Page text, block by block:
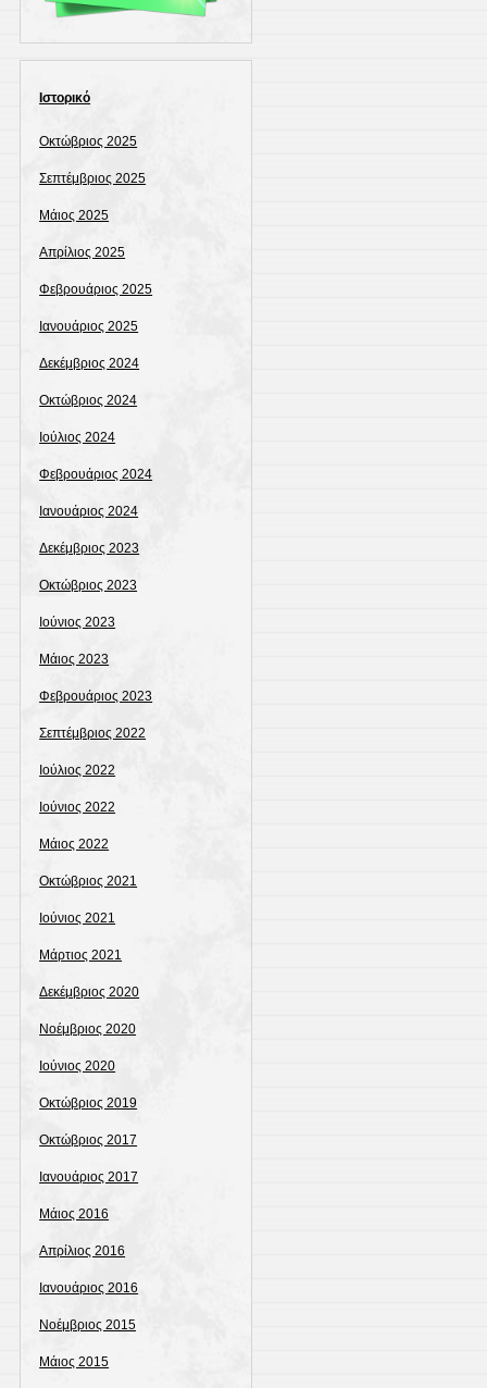
Ιστορικό
Οκτώβριος 2025
Σεπτέμβριος 2025
Μάιος 2025
Απρίλιος 2025
Φεβρουάριος 2025
Ιανουάριος 2025
Δεκέμβριος 2024
Οκτώβριος 2024
Ιούλιος 2024
Φεβρουάριος 2024
Ιανουάριος 2024
Δεκέμβριος 2023
Οκτώβριος 2023
Ιούνιος 2023
Μάιος 2023
Φεβρουάριος 2023
Σεπτέμβριος 2022
Ιούλιος 2022
Ιούνιος 2022
Μάιος 2022
Οκτώβριος 2021
Ιούνιος 2021
Μάρτιος 2021
Δεκέμβριος 2020
Νοέμβριος 2020
Ιούνιος 2020
Οκτώβριος 2019
Οκτώβριος 2017
Ιανουάριος 2017
Μάιος 2016
Απρίλιος 2016
Ιανουάριος 2016
Νοέμβριος 2015
Μάιος 2015